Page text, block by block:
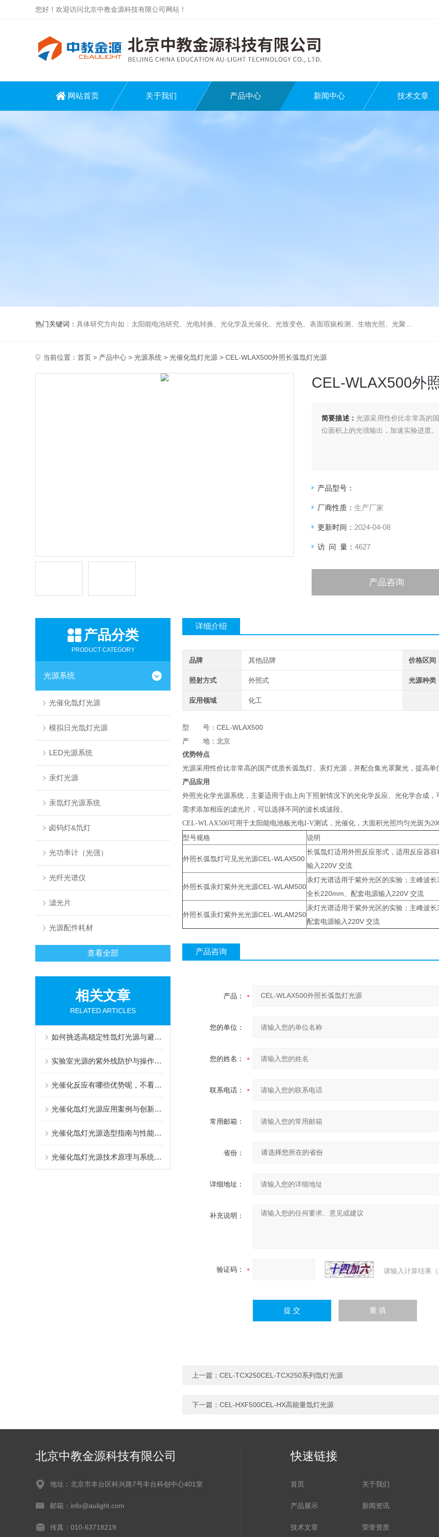
您好！欢迎访问北京中教金源科技有限公司网站！
网站首页 关于我们 产品中心 新闻中心 技术文章
热门关键词： 具体研究方向如：太阳能电池研究、光电转换、光化学及光催化、光致变色、表面瑕疵检测、生物光照、光聚合等诸多领域。
当前位置： 首页 > 产品中心 > 光源系统 > 光催化氙灯光源 > CEL-WLAX500外照长弧氙灯光源
CEL-WLAX500外
简要描述： 光源采用性价比非常高的
位面积上的光强输出，加速实验进度。
产品型号：
厂商性质： 生产厂家
更新时间： 2024-04-08
访 问 量： 4627
产品咨询
产品分类
PRODUCT CATEGORY
光源系统
光催化氙灯光源
模拟日光氙灯光源
LED光源系统
汞灯光源
汞氙灯光源系统
卤钨灯&氘灯
光功率计（光强）
光纤光谱仪
滤光片
光源配件耗材
查看全部
相关文章
RELATED ARTICLES
如何挑选高稳定性氙灯光源与避坑指南
实验室光源的紫外线防护与操作安全规范
光催化反应有哪些优势呢，不看不知道
光催化氙灯光源应用案例与创新突破
光催化氙灯光源选型指南与性能优化-中教金源
光催化氙灯光源技术原理与系统构成
详细介绍
品牌 其他品牌 价格区间
照射方式 外照式 光源种类
应用领域 化工
型 号：CEL-WLAX500
产 地：北京
优势特点
光源采用性价比非常高的国产优质长弧氙灯、汞灯光源，并配合集光罩聚光，提高
产品应用
外照光化学光源系统，主要适用于由上向下照射情况下的光化学反应、光化学合成
需求添加相应的滤光片，可以选择不同的波长或波段。
CEL-WLAX500可用于太阳能电池板光电I-V测试，光催化，大面积光照均匀光斑为
型号规格 说明
外照长弧氙灯可见光光源CEL-WLAX500
长弧氙灯适用外照反应形式，适用反应器
输入220V 交流
外照长弧汞灯紫外光光源CEL-WLAM500
汞灯光谱适用于紫外光区的实验；主峰波
全长220mm、配套电源输入220V 交流
外照长弧汞灯紫外光光源CEL-WLAM250
汞灯光谱适用于紫外光区的实验；主峰波
配套电源输入220V 交流
产品咨询
产品：
您的单位：
您的姓名：
联系电话：
常用邮箱：
省份：
详细地址：
补充说明：
验证码： 请输入计算结果
上一篇： CEL-TCX250CEL-TCX250系列氙灯光源
下一篇： CEL-HXF500CEL-HX高能量氙灯光源
北京中教金源科技有限公司
地址：北京市丰台区科兴路7号丰台科创中心401室
邮箱：info@aulight.com
传真：010-63718219
快速链接
首页 关于我们
产品展示 新闻资讯
技术文章 荣誉资质